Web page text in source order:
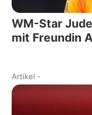
WM-Star
mit Freundin
Artikel -